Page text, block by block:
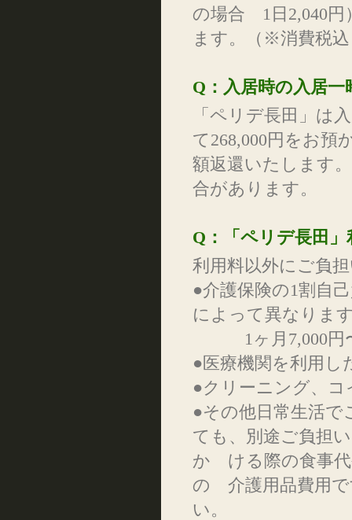
の場合 1日2,040円
ます。（※消費税
Q：入居時の入居
「ペリデ長田」は
て268,000円をお預
額返還いたします
合があります。
Q：「ペリデ長田
利用料以外にご負
●介護保険の1割自
によって異なりま
1ヶ月7,000円〜
●医療機関を利用し
●クリーニング、
●その他日常生活
ても、別途ご負担
か ける際の食事代
の 介護用品費用で
い。